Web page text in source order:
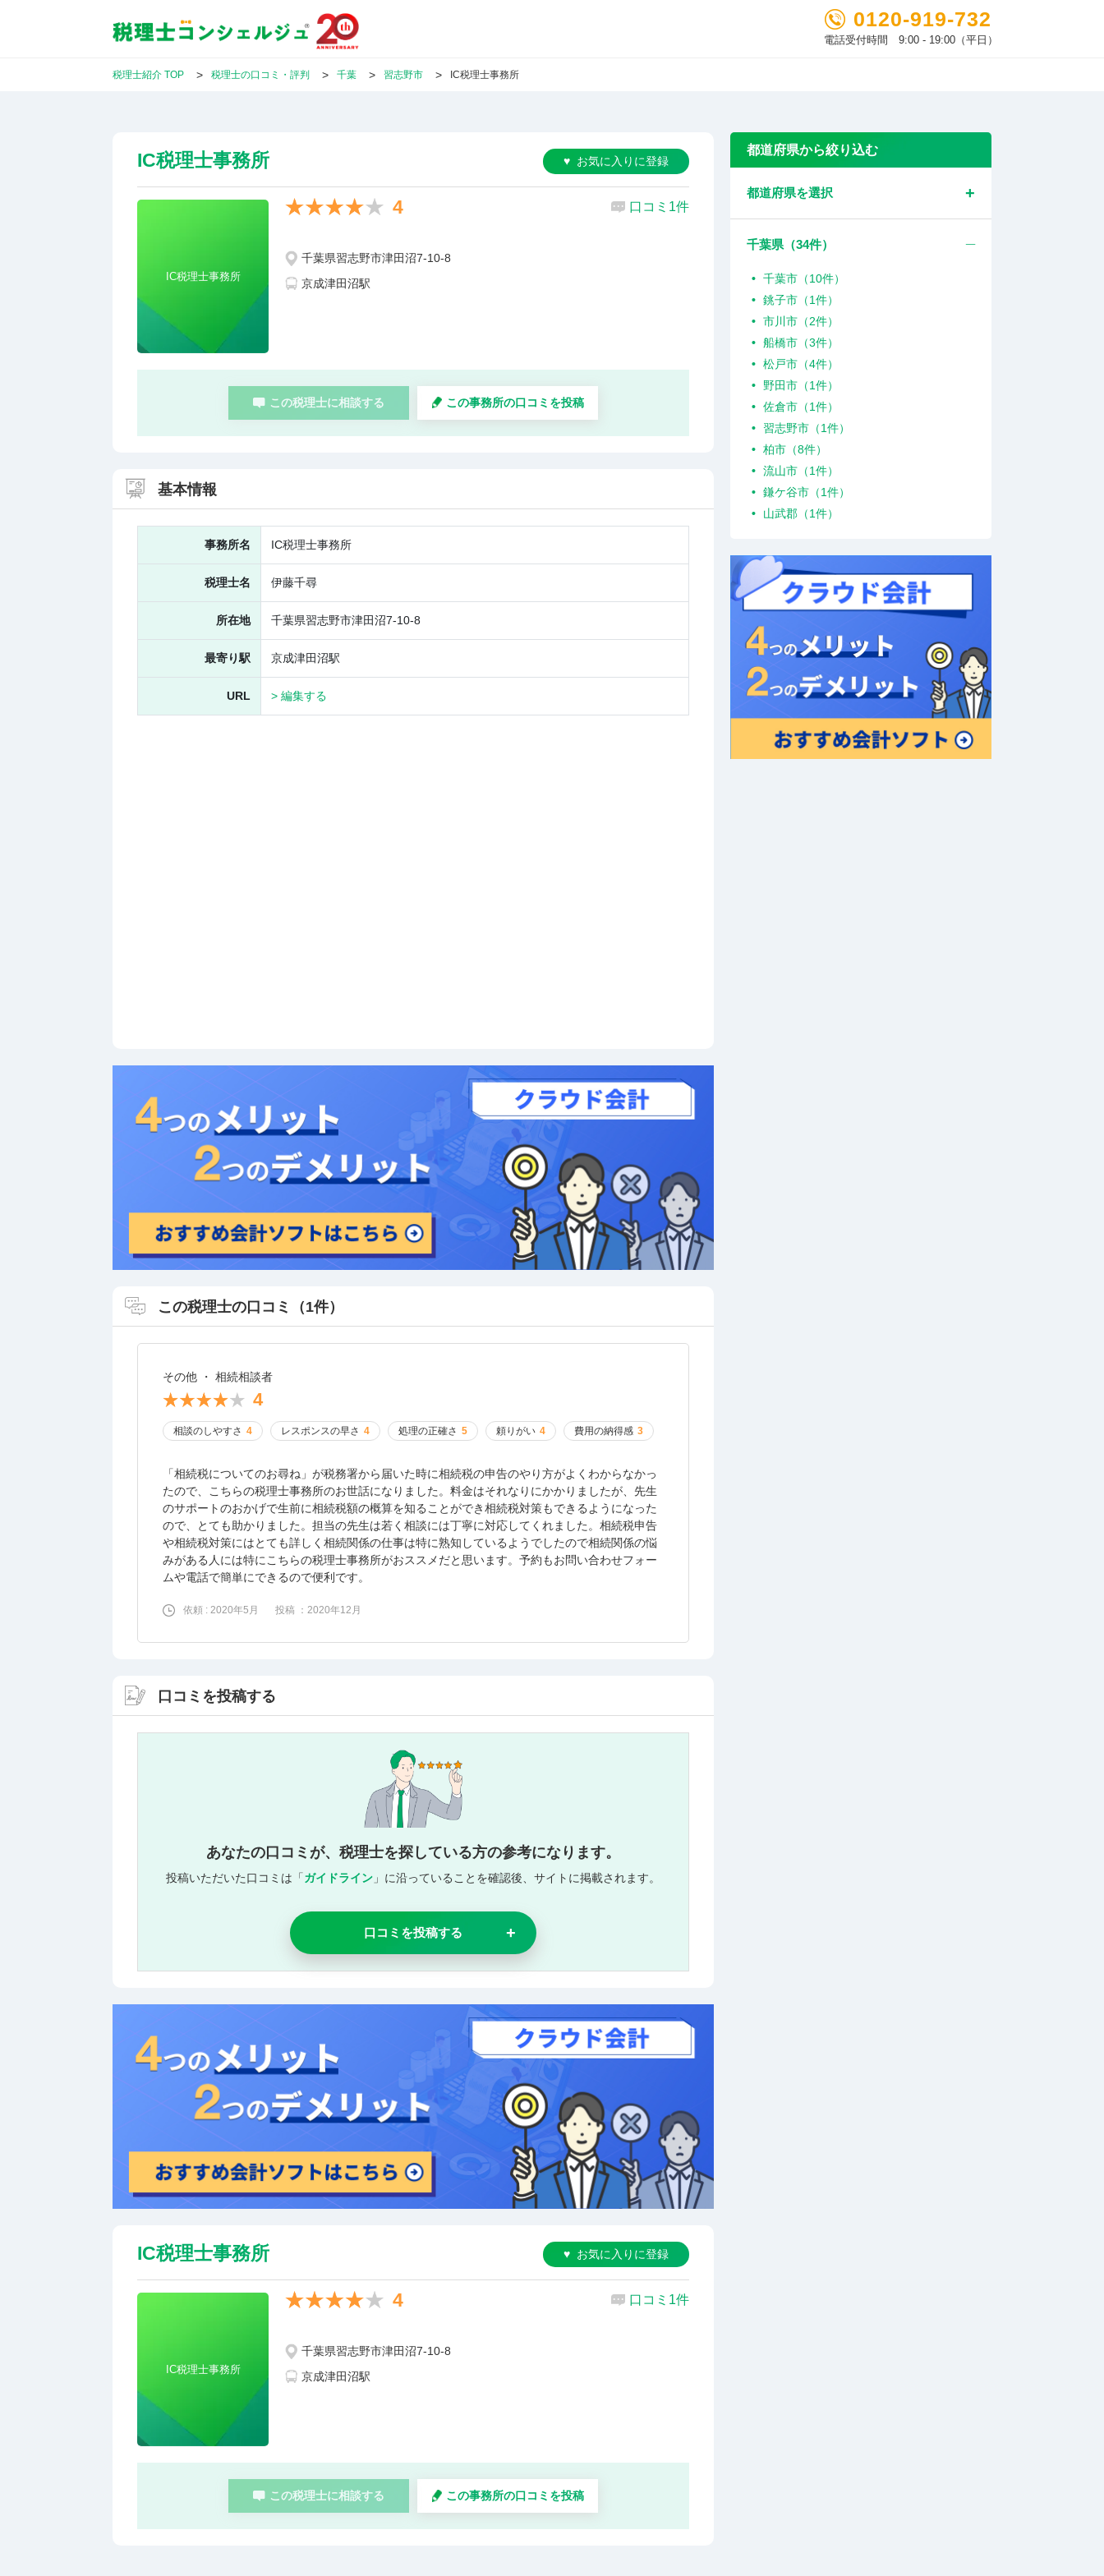
0120-919-732
電話受付時間 9:00 - 19:00（平日）
税理士紹介 TOP 税理士の口コミ・評判 千葉 習志野市 IC税理士事務所
IC税理士事務所 お気に入りに登録
IC税理士事務所
4 口コミ1件
千葉県習志野市津田沼7-10-8
京成津田沼駅
この税理士に相談する この事務所の口コミを投稿
基本情報
事務所名 IC税理士事務所
税理士名 伊藤千尋
所在地 千葉県習志野市津田沼7-10-8
最寄り駅 京成津田沼駅
URL > 編集する
この税理士の口コミ（1件）
その他 ・ 相続相談者
4
相談のしやすさ 4 レスポンスの早さ 4 処理の正確さ 5 頼りがい 4 費用の納得感 3
「相続税についてのお尋ね」が税務署から届いた時に相続税の申告のやり方がよくわからなかっ
たので、こちらの税理士事務所のお世話になりました。料金はそれなりにかかりましたが、先生
のサポートのおかげで生前に相続税額の概算を知ることができ相続税対策もできるようになった
ので、とても助かりました。担当の先生は若く相談には丁寧に対応してくれました。相続税申告
や相続税対策にはとても詳しく相続関係の仕事は特に熟知しているようでしたので相続関係の悩
みがある人には特にこちらの税理士事務所がおススメだと思います。予約もお問い合わせフォー
ムや電話で簡単にできるので便利です。
依頼 : 2020年5月 投稿 ：2020年12月
口コミを投稿する
あなたの口コミが、税理士を探している方の参考になります。
投稿いただいた口コミは「ガイドライン 」に沿っていることを確認後、サイトに掲載されます。
口コミを投稿する
IC税理士事務所 お気に入りに登録
IC税理士事務所
4 口コミ1件
千葉県習志野市津田沼7-10-8
京成津田沼駅
この税理士に相談する この事務所の口コミを投稿
都道府県から絞り込む
都道府県を選択
千葉県（34件）
千葉市（10件）
銚子市（1件）
市川市（2件）
船橋市（3件）
松戸市（4件）
野田市（1件）
佐倉市（1件）
習志野市（1件）
柏市（8件）
流山市（1件）
鎌ケ谷市（1件）
山武郡（1件）